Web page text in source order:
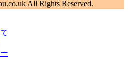
All Rights Reserved.